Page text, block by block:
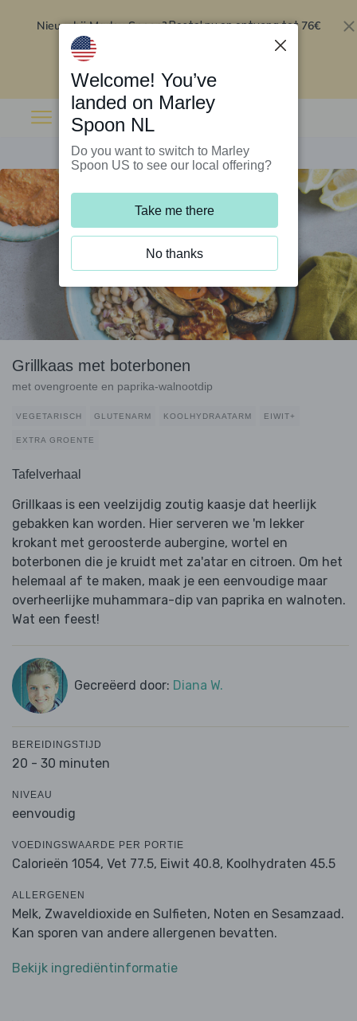
Nieuw bij Marley Spoon?Bestel nu en ontvang tot 76€
Grillkaas met boterbonen
met ovengroente en paprika-walnootdip
VEGETARISCH GLUTENARM KOOLHYDRAATARM EIWIT+
EXTRA GROENTE
Tafelverhaal
Grillkaas is een veelzijdig zoutig kaasje dat heerlijk
gebakken kan worden. Hier serveren we 'm lekker
krokant met geroosterde aubergine, wortel en
boterbonen die je kruidt met za'atar en citroen. Om het
helemaal af te maken, maak je een eenvoudige maar
overheerlijke muhammara-dip van paprika en walnoten.
Wat een feest!
Gecreëerd door: Diana W.
BEREIDINGSTIJD
20 - 30 minuten
NIVEAU
eenvoudig
VOEDINGSWAARDE PER PORTIE
Calorieën 1054, Vet 77.5, Eiwit 40.8, Koolhydraten 45.5
ALLERGENEN
Melk, Zwaveldioxide en Sulfieten, Noten en Sesamzaad.
Kan sporen van andere allergenen bevatten.
Bekijk ingrediëntinformatie
Welcome! You’ve
landed on Marley
Spoon NL
Do you want to switch to Marley
Spoon US to see our local offering?
Take me there
No thanks